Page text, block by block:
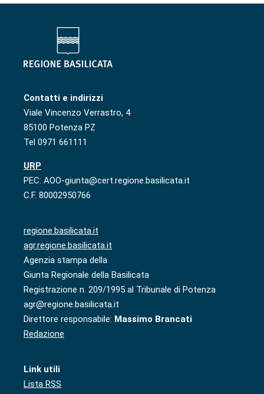
Contatti e indirizzi
Viale Vincenzo Verrastro, 4
85100 Potenza PZ
Tel 0971 661111
URP
PEC: AOO-giunta@cert.regione.basilicata.it
C.F. 80002950766
regione.basilicata.it
agr.regione.basilicata.it
Agenzia stampa della
Giunta Regionale della Basilicata
Registrazione n. 209/1995 al Tribunale di Potenza
agr@regione.basilicata.it
Direttore responsabile: Massimo Brancati
Redazione
Link utili
Lista RSS